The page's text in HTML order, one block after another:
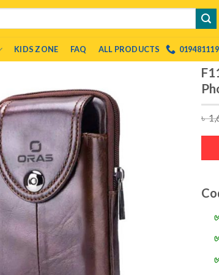
KIDS ZONE FAQ ALL PRODUCTS
৳